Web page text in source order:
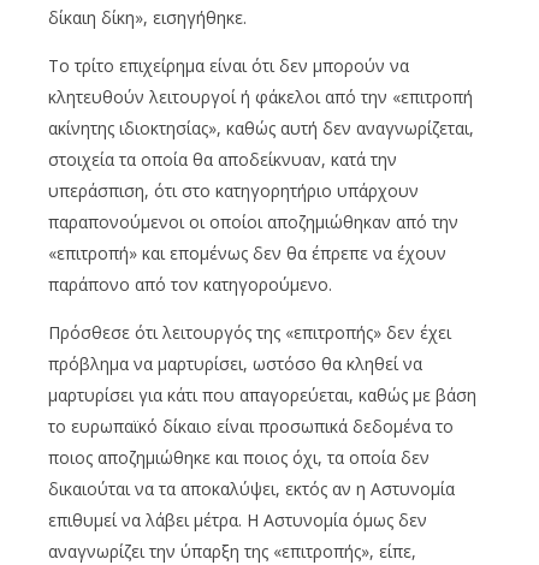
δίκαιη δίκη», εισηγήθηκε.
Το τρίτο επιχείρημα είναι ότι δεν μπορούν να
κλητευθούν λειτουργοί ή φάκελοι από την «επιτροπή
ακίνητης ιδιοκτησίας», καθώς αυτή δεν αναγνωρίζεται,
στοιχεία τα οποία θα αποδείκνυαν, κατά την
υπεράσπιση, ότι στο κατηγορητήριο υπάρχουν
παραπονούμενοι οι οποίοι αποζημιώθηκαν από την
«επιτροπή» και επομένως δεν θα έπρεπε να έχουν
παράπονο από τον κατηγορούμενο.
Πρόσθεσε ότι λειτουργός της «επιτροπής» δεν έχει
πρόβλημα να μαρτυρίσει, ωστόσο θα κληθεί να
μαρτυρίσει για κάτι που απαγορεύεται, καθώς με βάση
το ευρωπαϊκό δίκαιο είναι προσωπικά δεδομένα το
ποιος αποζημιώθηκε και ποιος όχι, τα οποία δεν
δικαιούται να τα αποκαλύψει, εκτός αν η Αστυνομία
επιθυμεί να λάβει μέτρα. Η Αστυνομία όμως δεν
αναγνωρίζει την ύπαρξη της «επιτροπής», είπε,